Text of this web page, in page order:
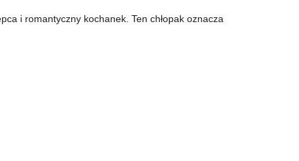
i romantyczny kochanek. Ten chłopak oznacza